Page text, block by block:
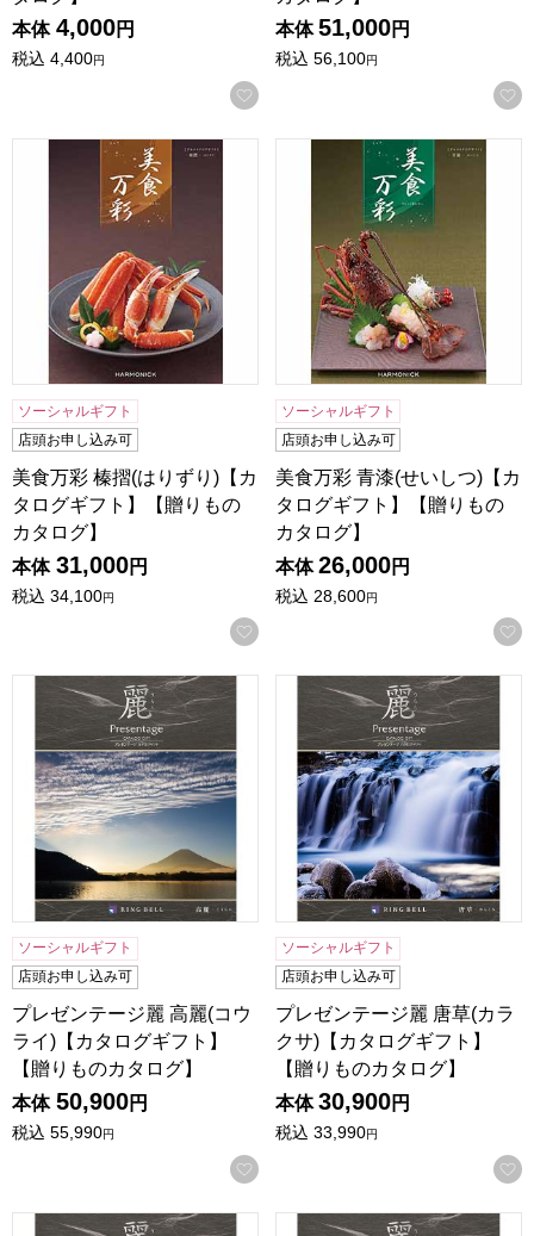
本体 4,000円
税込 4,400円
お気に入りに登録する
本体 51,000円
税込 56,100円
美食万彩 榛摺(はりずり)【カタログギフト】【贈りものカタ
ソーシャルギフト
店頭お申し込み可
美食万彩 榛摺(はりずり)【カ
タログギフト】【贈りもの
カタログ】
本体 31,000円
税込 34,100円
お気に入りに登録する
美食万彩 青漆(せいしつ)【
ソーシャルギフト
店頭お申し込み可
美食万彩 青漆(せいしつ)【カ
タログギフト】【贈りもの
カタログ】
本体 26,000円
税込 28,600円
プレゼンテージ麗 高麗(コウライ)【カタログギフト】【贈り
ソーシャルギフト
店頭お申し込み可
プレゼンテージ麗 高麗(コウ
ライ)【カタログギフト】
【贈りものカタログ】
本体 50,900円
税込 55,990円
お気に入りに登録する
プレゼンテージ麗 唐草(カラ
ソーシャルギフト
店頭お申し込み可
プレゼンテージ麗 唐草(カラ
クサ)【カタログギフト】
【贈りものカタログ】
本体 30,900円
税込 33,990円
プレゼンテージ麗 亀甲(キッコウ)【カタログギフト】【贈り
プレゼンテージ麗 千鳥(チド